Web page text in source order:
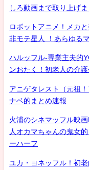
しろ動画まで取り上げ
ロボットアニメ！メカ
非モテ星人 ！あらゆる
ハルッフル-専業主夫的
ンおたく！初老人の介
アニゲタレスト（元祖
ナベ的まとめ速報
火浦のシネマッフル映
人オカマちゃんの鬼女
ーハーフ
ユカ・ヨネッフル！初